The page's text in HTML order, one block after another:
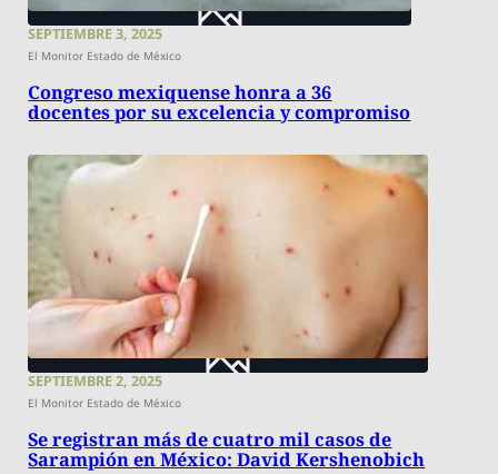
SEPTIEMBRE 3, 2025
El Monitor Estado de México
Congreso mexiquense honra a 36
docentes por su excelencia y compromiso
SEPTIEMBRE 2, 2025
El Monitor Estado de México
Se registran más de cuatro mil casos de
Sarampión en México: David Kershenobich